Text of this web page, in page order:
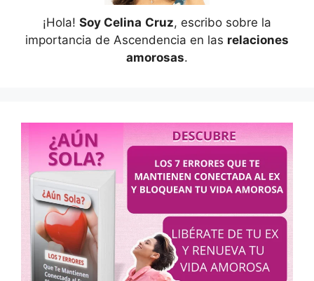
¡Hola! Soy Celina Cruz, escribo sobre la
importancia de Ascendencia en las relaciones
amorosas.